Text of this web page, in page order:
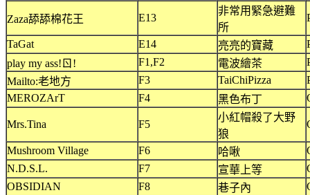
Zaza舔舔棉花王 E13
非常用緊急避難
所
TaGat E14 亮亮的寶藏
play my ass!ㄖ!
F1,F2 電波繪茶
Mailto:老地方
F3 TaiChiPizza
MEROZArT
F4 黑色布丁
Mrs.Tina F5
小紅帽殺了大野
狼
Mushroom Village F6 哈啾
N.D.S.L.
F7 宣華上等
OBSIDIAN
F8 巷子內